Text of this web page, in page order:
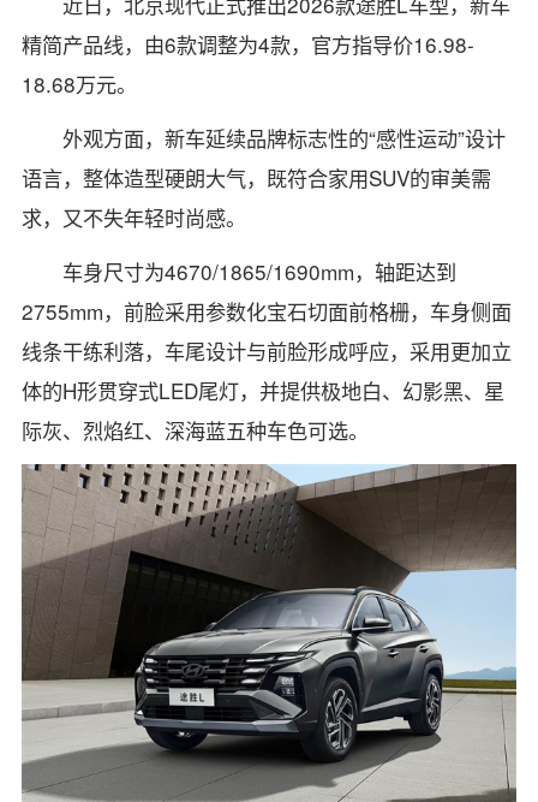
精简产品线，由6款调整为4款，官方指导价16.98-
18.68万元。
外观方面，新车延续品牌标志性的“感性运动”设计
语言，整体造型硬朗大气，既符合家用SUV的审美需
求，又不失年轻时尚感。
车身尺寸为4670/1865/1690mm，轴距达到
2755mm，前脸采用参数化宝石切面前格栅，车身侧面
线条干练利落，车尾设计与前脸形成呼应，采用更加立
体的H形贯穿式LED尾灯，并提供极地白、幻影黑、星
际灰、烈焰红、深海蓝五种车色可选。